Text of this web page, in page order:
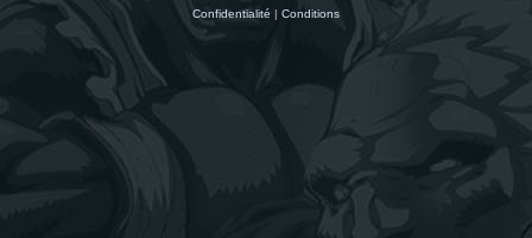
Confidentialité | Conditions